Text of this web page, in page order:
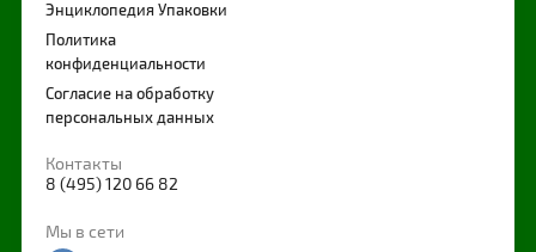
Энциклопедия Упаковки
Политика
конфиденциальности
Согласие на обработку
персональных данных
Контакты
8 (495) 120 66 82
Мы в сети